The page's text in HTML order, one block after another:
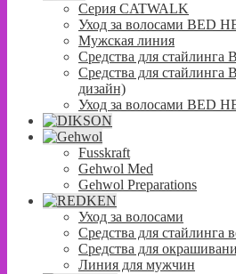
Серия CATWALK
Уход за волосами BED
Мужская линия
Средства для стайлинга
Средства для
дизайн)
Уход за волосами BED
Fusskraft
Gehwol Med
Gehwol Preparations
Уход за волосами
Средства для стайлинга
Средства для
Линия для мужчин